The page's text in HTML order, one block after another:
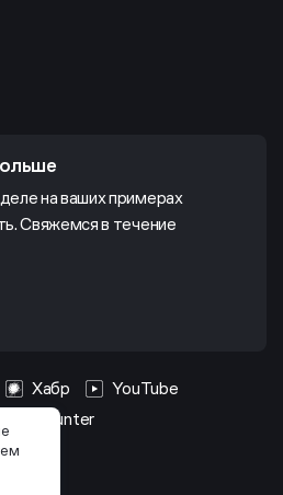
на ваших примерах
Свяжемся в течение
Хабр
YouTube
HeadHunter